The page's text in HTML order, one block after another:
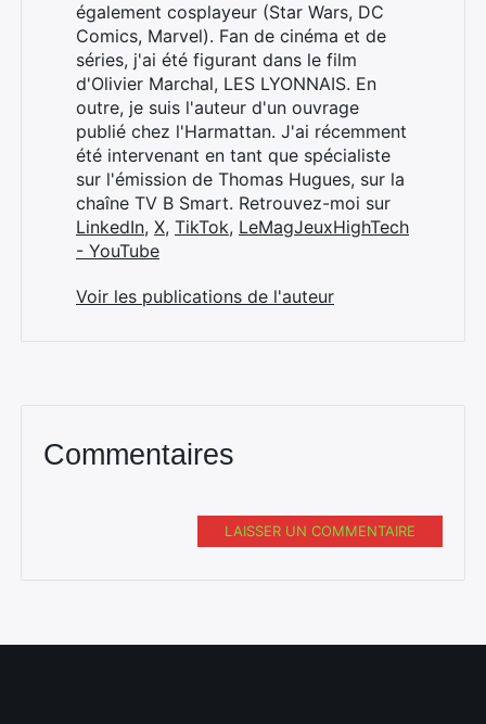
également cosplayeur (Star Wars, DC
Comics, Marvel). Fan de cinéma et de
séries, j'ai été figurant dans le film
d'Olivier Marchal, LES LYONNAIS. En
outre, je suis l'auteur d'un ouvrage
publié chez l'Harmattan. J'ai récemment
été intervenant en tant que spécialiste
sur l'émission de Thomas Hugues, sur la
chaîne TV B Smart. Retrouvez-moi sur
LinkedIn, X, TikTok, LeMagJeuxHighTech
- YouTube
Voir les publications de l'auteur
Commentaires
LAISSER UN COMMENTAIRE